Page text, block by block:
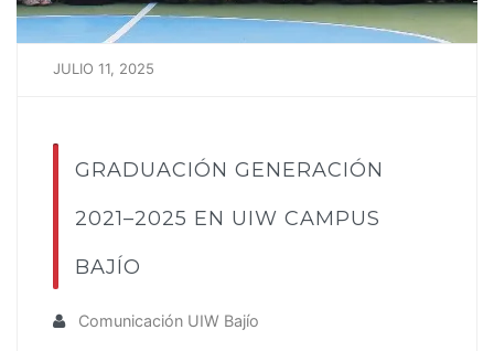
JULIO 11, 2025
GRADUACIÓN GENERACIÓN
2021–2025 EN UIW CAMPUS
BAJÍO
Comunicación UIW Bajío